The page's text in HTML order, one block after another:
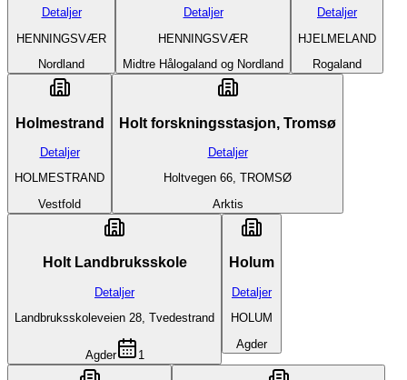
Detaljer
HENNINGSVÆR
Nordland
Detaljer
HENNINGSVÆR
Midtre Hålogaland og Nordland
Detaljer
HJELMELAND
Rogaland
Holmestrand
Detaljer
HOLMESTRAND
Vestfold
Holt forskningsstasjon, Tromsø
Detaljer
Holtvegen 66, TROMSØ
Arktis
Holt Landbruksskole
Detaljer
Landbruksskoleveien 28, Tvedestrand
Agder 1
Holum
Detaljer
HOLUM
Agder